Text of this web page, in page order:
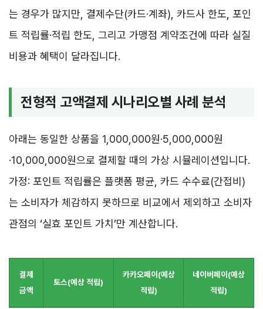
는 경우가 많지만, 결제수단(카드·계좌), 카드사 한도, 포인
트 적립률·적립 한도, 그리고 가맹점 계약조건에 따라 실질
비용과 혜택이 달라집니다.
전형적 고액결제 시나리오별 사례 분석
아래는 동일한 상품을 1,000,000원·5,000,000원
·10,000,000원으로 결제할 때의 가상 시뮬레이션입니다.
가정: 포인트 적립률은 플랫폼 평균, 카드 수수료(간접비)
는 소비자가 체감하지 못하므로 비교에서 제외하고 소비자
관점의 ‘실효 포인트 가치’만 계산합니다.
결제
금액
토스(예상 적립)
카카오페이(예상
적립)
네이버페이(예상
적립)